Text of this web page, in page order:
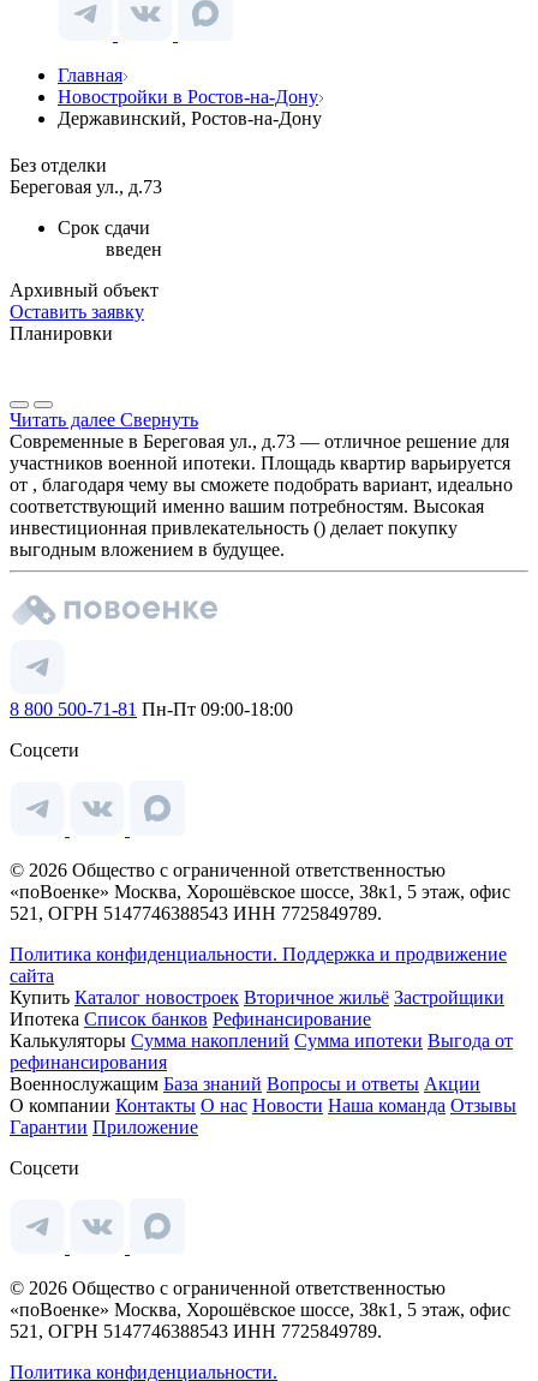
Главная
Новостройки в Ростов-на-Дону
Державинский, Ростов-на-Дону
Без отделки
Береговая ул., д.73
Срок сдачи
введен
Архивный объект
Оставить заявку
Планировки
Читать далее Свернуть
Современные в Береговая ул., д.73 — отличное решение для
участников военной ипотеки. Площадь квартир варьируется
от , благодаря чему вы сможете подобрать вариант, идеально
соответствующий именно вашим потребностям. Высокая
инвестиционная привлекательность () делает покупку
выгодным вложением в будущее.
8 800 500-71-81 Пн-Пт 09:00-18:00
Соцсети
© 2026 Общество с ограниченной ответственностью
«поВоенке» Москва, Хорошёвское шоссе, 38к1, 5 этаж, офис
521, ОГРН 5147746388543 ИНН 7725849789.
Политика конфиденциальности. Поддержка и продвижение
сайта
Купить Каталог новостроек Вторичное жильё Застройщики
Ипотека Список банков Рефинансирование
Калькуляторы Сумма накоплений Сумма ипотеки Выгода от
рефинансирования
Военнослужащим База знаний Вопросы и ответы Акции
О компании Контакты О нас Новости Наша команда Отзывы
Гарантии Приложение
Соцсети
© 2026 Общество с ограниченной ответственностью
«поВоенке» Москва, Хорошёвское шоссе, 38к1, 5 этаж, офис
521, ОГРН 5147746388543 ИНН 7725849789.
Политика конфиденциальности.